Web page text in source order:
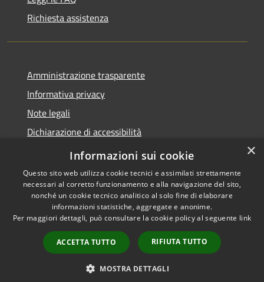
Richiesta assistenza
Amministrazione trasparente
Informativa privacy
Note legali
Dichiarazione di accessibilità
Dichiarazione di accessibilità App Municipium
Accessibilità
Copyright © 2026 • Comune di
Falcade • Powered by
Municipium•
Accesso
redazione
×
Informazioni sui cookie
Questo sito web utilizza cookie tecnici e assimilati strettamente
necessari al corretto funzionamento e alla navigazione del sito,
nonché un cookie tecnico analitico al solo fine di elaborare
informazioni statistiche, aggregate e anonime.
Per maggiori dettagli, può consultare la cookie policy al seguente link
ACCETTA TUTTO RIFIUTA TUTTO
MOSTRA DETTAGLI